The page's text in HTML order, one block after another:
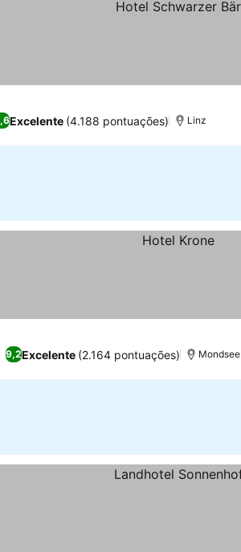
Excelente (4.188 pontuações) Linz
9,2Excelente (2.164 pontuações) Mondsee